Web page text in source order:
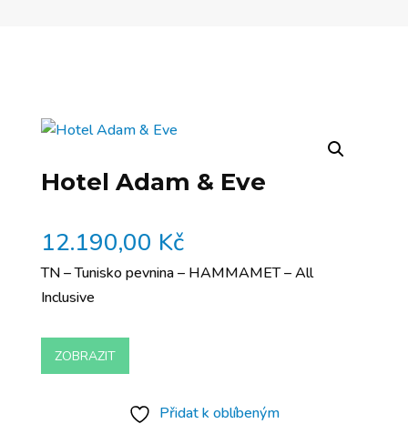
Hotel Adam & Eve
12.190,00 Kč
TN – Tunisko pevnina – HAMMAMET – All
Inclusive
ZOBRAZIT
Přidat k oblíbeným